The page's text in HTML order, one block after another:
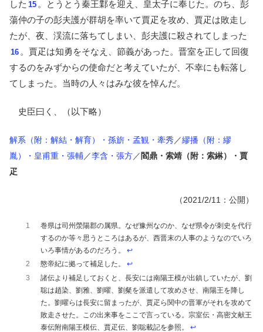
した 15 。とうとう秦王鄴を迎え、皇太子に奉じた。のち、彭
蕩仲の子の彭夫護が群胡を率いて賈疋を攻め、賈疋は敗走し
たが、夜、渓流に落ちてしまい、彭夫護に殺されてしまった
16 。賈疋は知勇をそなえ、節義があった。晋室を正して回復
するのをみずからの使命だと考えていたが、不幸にも転落し
てしまった。当時の人々はみな彼を悼んだ。
史臣曰く、（以下略）
解系（附：解結・解育）・孫旂・孟観・牽秀 ／繆播（附：繆
胤）・皇甫重・張輔／李含・張方／ 閻鼎・索靖（附：索綝）・賈
疋
（2021/2/11：公開）
1
巻県は司州滎陽郡の属県。なぜ豫州なのか、なぜ県令が刺史を代行
するのか等々思うところはあるが、西晋末の人事のようなのでいろ
いろ事情があるのだろう。↩︎
2
愍帝紀に拠って補足した。↩︎
3
諸伝より補足しておくと、長安には南陽王模が出鎮していたが、劉
聡は趙染、劉雅、劉曜、劉粲を派遣して攻めさせ、南陽王を降し
た。劉曜らは長安に留まったが、賈疋ら関中の晋軍がそれを攻めて
敗走させた。この出来事をここで言っている。宗室伝・高密文献王
泰伝附南陽王模伝、賈疋伝、劉聡載記を参照。↩︎